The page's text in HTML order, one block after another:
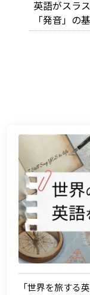
英語がスラ
「発音」の
「世界を旅する